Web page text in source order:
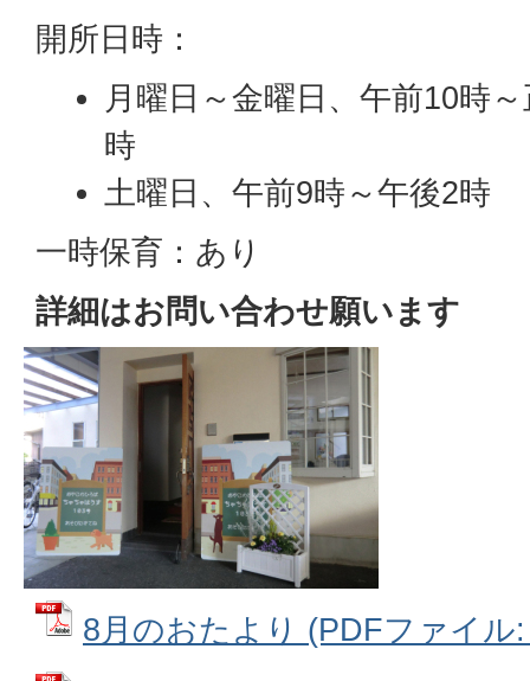
開所日時：
月曜日～金曜日、午前10時
時
土曜日、午前9時～午後2時
一時保育：あり
詳細はお問い合わせ願います
8月のおたより (PDFファイル